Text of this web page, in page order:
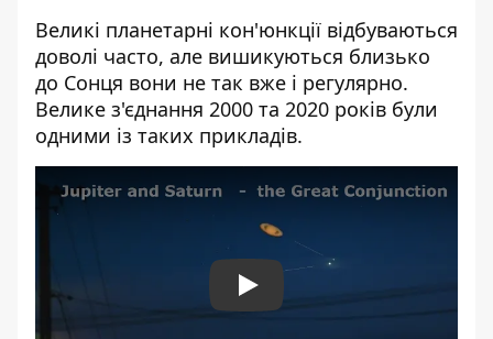
Великі планетарні кон'юнкції відбуваються
доволі часто, але вишикуються близько
до Сонця вони не так вже і регулярно.
Велике з'єднання 2000 та 2020 років були
одними із таких прикладів.
Play